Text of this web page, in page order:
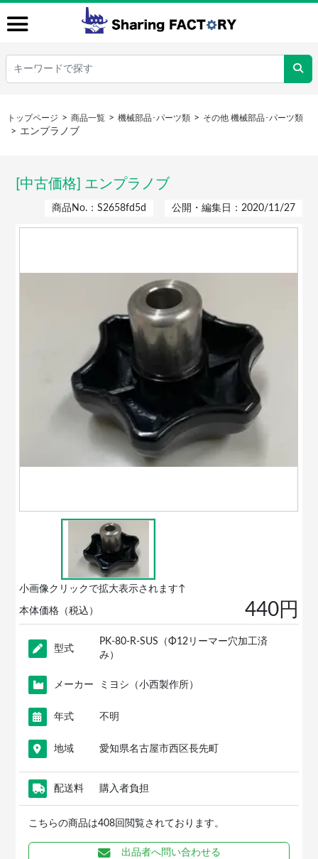
トップページ 商品一覧 機械部品･パーツ類 その他 機械部品･パーツ類
エンプラノブ
[中古価格] エンプラノブ
商品No.：S2658fd5d 公開・編集日：2020/11/27
小画像クリックで拡大表示されます↑
本体価格（税込） 440円
型式
PK-80-R-SUS（Φ12リーマー穴加工済
み）
メーカー ミヨシ（小西製作所）
年式 不明
地域 愛知県名古屋市西区長先町
配送料 購入者負担
こちらの商品は408回閲覧されております。
出品者へ問い合わせる